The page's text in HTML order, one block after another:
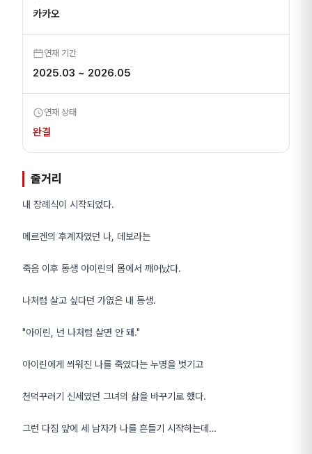
카카오
연재 기간
2025.03 ~ 2026.05
연재 상태
완결
줄거리
내 장례식이 시작되었다.
메르겐의 후계자였던 나, 데보라는
죽음 이후 동생 아이린의 몸에서 깨어났다.
나처럼 살고 싶다던 가엾은 내 동생.
"아이린, 넌 나처럼 살면 안 돼."
아이린에게 씌워진 나를 죽였다는 누명을 벗기고
천덕꾸러기 신세였던 그녀의 삶을 바꾸기로 했다.
그런 다짐 앞에 세 남자가 나를 흔들기 시작하는데…